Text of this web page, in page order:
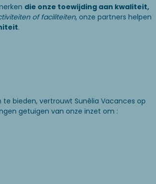
die onze toewijding aan kwaliteit,
of faciliteiten, onze partners helpen
.
bieden, vertrouwt Sunêlia Vacances op
getuigen van onze inzet om :